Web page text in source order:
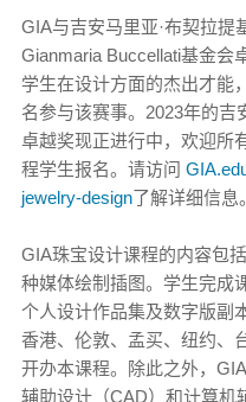
GIA与吉安马里亚·布契拉提
Gianmaria Buccellati基金会
学生在设计方面的杰出才能
名参与该赛事。2023年的吉
卓越奖现正进行中，欢迎所
程学生报名。请访问
jewelry-design了解详细信息。
GIA珠宝设计课程的内容包
种媒体绘制插图。学生完成
个人设计作品集及数字版副
香港、伦敦、孟买、纽约、
开办本课程。除此之外，
辅助设计（CAD）和计算机